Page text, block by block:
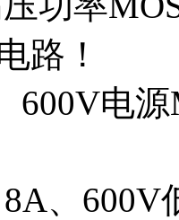
路！
600V电
、